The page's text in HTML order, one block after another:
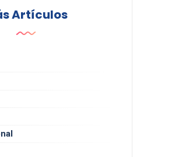
Artículos